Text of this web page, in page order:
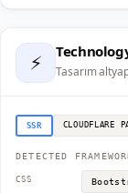
⚡ Tasarım
SSR CLOUDFLARE
DETECTED
CSS